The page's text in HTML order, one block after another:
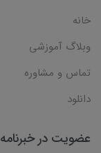
خانه
وبلاگ آموزشی
تماس و مشاوره
دانلود
عضویت در خبرنامه